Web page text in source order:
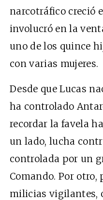
narcotráfico creció
involucró en la
uno de los quince
con varias mujeres.
Desde que Lucas
ha controlado
recordar la favela
un lado, lucha
controlada por un
Comando. Por otro,
milicias vigilantes,